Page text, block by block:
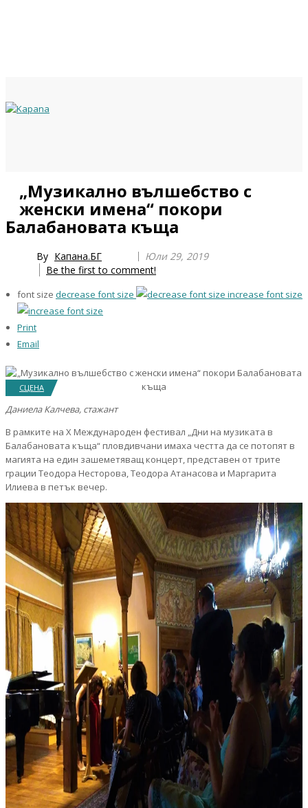
„Музикално вълшебство с
женски имена“ покори
Балабановата къща
By Капана.БГ
Юли 29, 2019
Be the first to comment!
font size decrease font size increase font size
Print
Email
СЦЕНА
Даниела Калчева, стажант
В рамките на X Международен фестивал „Дни на музиката в
Балабановата къща“ пловдивчани имаха честта да се потопят в
магията на един зашеметяващ концерт, представен от трите
грации Теодора Несторова, Теодора Атанасова и Маргарита
Илиева в петък вечер.
Year
Month
Year
Month